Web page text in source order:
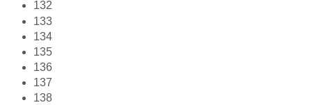
132
133
134
135
136
137
138